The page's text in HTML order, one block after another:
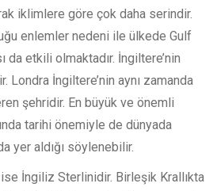
iklimlere göre çok daha serindir.
enlemler nedeni ile ülkede Gulf
da etkili olmaktadır. İngiltere’nin
Londra İngiltere’nin aynı zamanda
şehridir. En büyük ve önemli
tarihi önemiyle de dünyada
yer aldığı söylenebilir.
İngiliz Sterlinidir. Birleşik Krallıkta